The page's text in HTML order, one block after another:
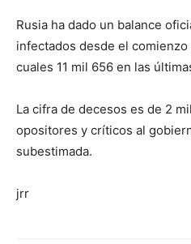
Rusia ha dado un balance
infectados desde el
cuales 11 mil 656 en las
La cifra de decesos es de 2
opositores y críticos al
subestimada.
jrr